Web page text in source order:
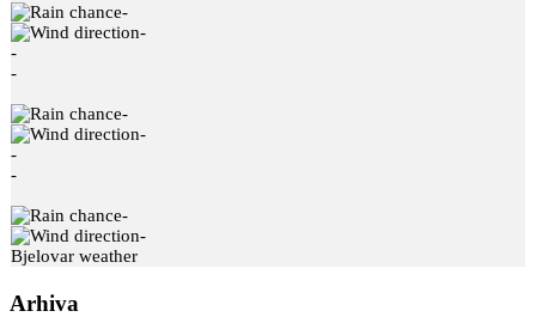
-
-
-
-
-
-
-
-
-
-
Bjelovar weather
Arhiva